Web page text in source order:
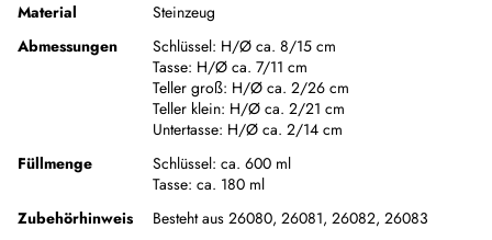
Material
Steinzeug
Abmessungen
Schlüssel: H/Ø ca. 8/15 cm
Tasse: H/Ø ca. 7/11 cm
Teller groß: H/Ø ca. 2/26 cm
Teller klein: H/Ø ca. 2/21 cm
Untertasse: H/Ø ca. 2/14 cm
Füllmenge
Schlüssel: ca. 600 ml
Tasse: ca. 180 ml
Zubehörhinweis
Besteht aus 26080, 26081, 26082, 26083